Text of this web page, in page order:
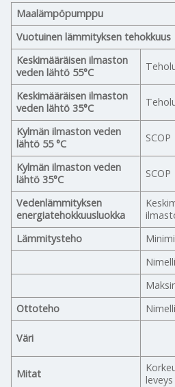
Maalämpöpumppu
Vuotuinen lämmityksen tehokkuus
Keskimääräisen ilmaston
veden lähtö 55°C
Keskimääräisen ilmaston
veden lähtö 35°C
Kylmän ilmaston veden
lähtö 55 °C
SCOP
Kylmän ilmaston veden
lähtö 35°C
SCOP
Vedenlämmityksen
energiatehokkuusluokka
Lämmitysteho Minimi
Ottoteho
Väri
Mitat